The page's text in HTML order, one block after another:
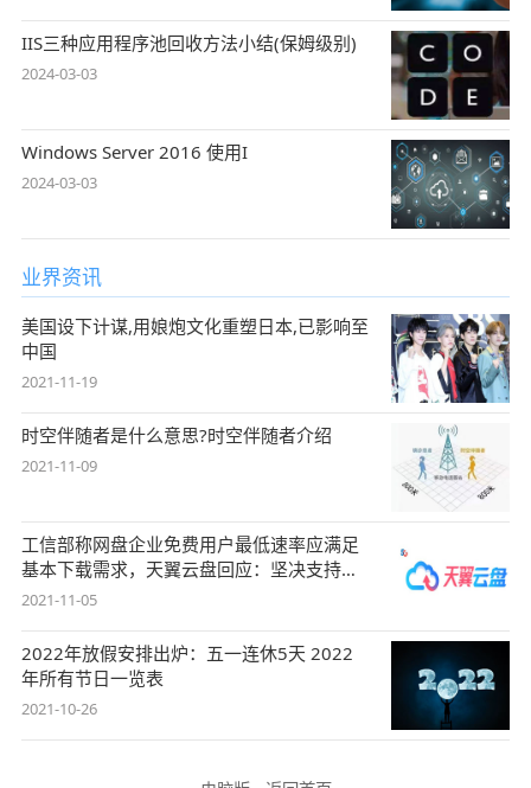
IIS三种应用程序池回收方法小结(保姆级别)
2024-03-03
Windows Server 2016 使用I
2024-03-03
业界资讯
美国设下计谋,用娘炮文化重塑日本,已影响至
中国
2021-11-19
时空伴随者是什么意思?时空伴随者介绍
2021-11-09
工信部称网盘企业免费用户最低速率应满足
基本下载需求，天翼云盘回应：坚决支持，
始终
2021-11-05
2022年放假安排出炉：五一连休5天 2022
年所有节日一览表
2021-10-26